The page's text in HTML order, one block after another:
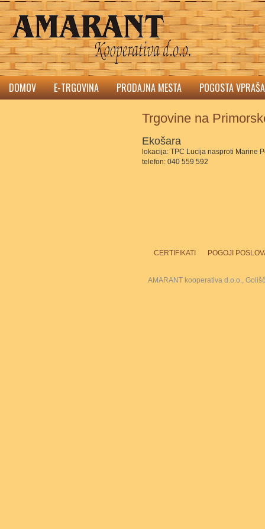
DOMOV E-TRGOVINA PRODAJNA MESTA POGOSTA
Trgovine na
Ekošara
lokacija: TPC Lucija nasproti Marine
telefon: 040 559 592
CERTIFIKATI POGOJI
AMARANT kooperativa d.o.o.,